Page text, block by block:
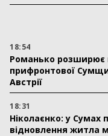
18:54
Романько розширює
прифронтової
Австрії
18:31
Ніколаєнко: у Сумах
відновлення житла